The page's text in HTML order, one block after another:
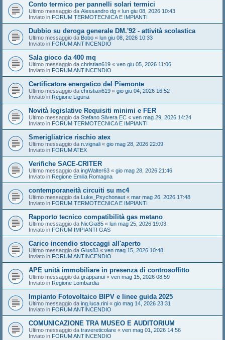
Conto termico per pannelli solari termici
Ultimo messaggio da Alessandro dg « lun giu 08, 2026 10:43
Inviato in FORUM TERMOTECNICA E IMPIANTI
Dubbio su deroga generale DM.'92 - attività scolastica
Ultimo messaggio da Bobo « lun giu 08, 2026 10:33
Inviato in FORUM ANTINCENDIO
Sala gioco da 400 mq
Ultimo messaggio da christian619 « ven giu 05, 2026 11:06
Inviato in FORUM ANTINCENDIO
Certificatore energetico del Piemonte
Ultimo messaggio da christian619 « gio giu 04, 2026 16:52
Inviato in Regione Liguria
Novità legislative Requisiti minimi e FER
Ultimo messaggio da Stefano Silvera EC « ven mag 29, 2026 14:24
Inviato in FORUM TERMOTECNICA E IMPIANTI
Smerigliatrice rischio atex
Ultimo messaggio da n.vignali « gio mag 28, 2026 22:09
Inviato in FORUM ATEX
Verifiche SACE-CRITER
Ultimo messaggio da ingWalter63 « gio mag 28, 2026 21:46
Inviato in Regione Emilia Romagna
contemporaneità circuiti su mc4
Ultimo messaggio da Luke_Psychonaut « mar mag 26, 2026 17:48
Inviato in FORUM TERMOTECNICA E IMPIANTI
Rapporto tecnico compatibilità gas metano
Ultimo messaggio da NicGia85 « lun mag 25, 2026 19:03
Inviato in FORUM IMPIANTI GAS
Carico incendio stoccaggi all'aperto
Ultimo messaggio da Gius83 « ven mag 15, 2026 10:48
Inviato in FORUM ANTINCENDIO
APE unità immobiliare in presenza di controsoffitto
Ultimo messaggio da grappanui « ven mag 15, 2026 08:59
Inviato in Regione Lombardia
Impianto Fotovoltaico BIPV e linee guida 2025
Ultimo messaggio da ing.luca.rini « gio mag 14, 2026 23:31
Inviato in FORUM ANTINCENDIO
COMUNICAZIONE TRA MUSEO E AUDITORIUM
Ultimo messaggio da travereticolare « ven mag 01, 2026 14:56
Inviato in FORUM ANTINCENDIO